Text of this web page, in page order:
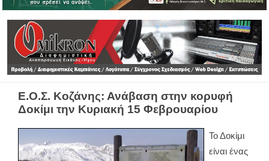
Ε.Ο.Σ. Κοζάνης: Ανάβαση στην κορυφή
Δοκίμι την Κυριακή 15 Φεβρουαρίου
Το Δοκίμι
είναι ένας